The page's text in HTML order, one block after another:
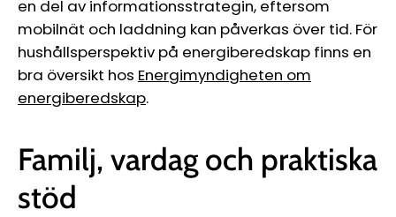
en del av informationsstrategin, eftersom
mobilnät och laddning kan påverkas över tid. För
hushållsperspektiv på energiberedskap finns en
bra översikt hos Energimyndigheten om
energiberedskap.
Familj, vardag och praktiska
stöd